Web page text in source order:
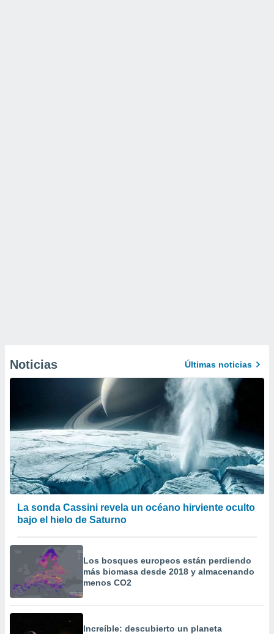
Noticias Últimas noticias
La sonda Cassini revela un océano hirviente oculto
bajo el hielo de Saturno
Los bosques europeos están perdiendo
más biomasa desde 2018 y almacenando
menos CO2
Increíble: descubierto un planeta